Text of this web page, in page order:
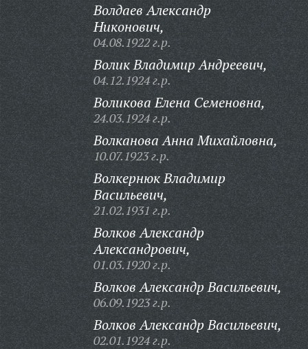
Волдаев Александр
Никонович,
04.08.1922 г.р.
Волик Владимир Андреевич,
04.12.1924 г.р.
Воликова Елена Семеновна,
24.03.1924 г.р.
Волканова Анна Михайловна,
10.07.1923 г.р.
Волкернюк Владимир
Васильевич,
21.02.1931 г.р.
Волков Александр
Александрович,
01.03.1920 г.р.
Волков Александр Васильевич,
06.09.1923 г.р.
Волков Александр Васильевич,
02.01.1924 г.р.